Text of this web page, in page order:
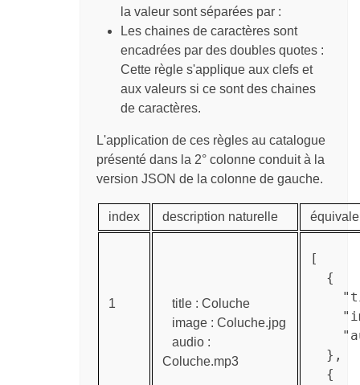
la valeur sont séparées par :
Les chaines de caractères sont
encadrées par des doubles quotes :
Cette règle s'applique aux clefs et
aux valeurs si ce sont des chaines
de caractères.
L'application de ces règles au catalogue
présenté dans la 2° colonne conduit à la
version JSON de la colonne de gauche.
index description naturelle
1
title : Coluche
image : Coluche.jpg
audio :
Coluche.mp3
[
  {
  },
  {